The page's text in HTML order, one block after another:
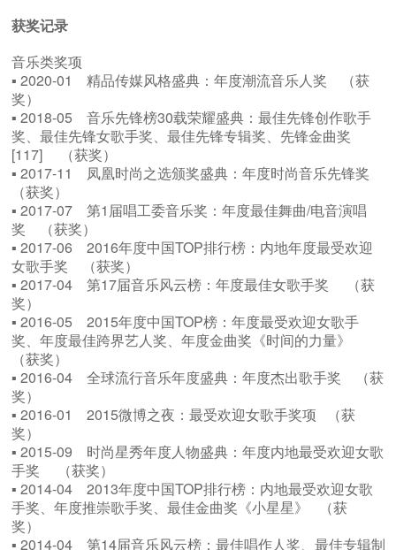
获奖记录
音乐类奖项
▪ 2020-01 精品传媒风格盛典：年度潮流音乐人奖 （获
奖）
▪ 2018-05 音乐先锋榜30载荣耀盛典：最佳先锋创作歌手
奖、最佳先锋女歌手奖、最佳先锋专辑奖、先锋金曲奖
[117] （获奖）
▪ 2017-11 凤凰时尚之选颁奖盛典：年度时尚音乐先锋奖
（获奖）
▪ 2017-07 第1届唱工委音乐奖：年度最佳舞曲/电音演唱
奖 （获奖）
▪ 2017-06 2016年度中国TOP排行榜：内地年度最受欢迎
女歌手奖 （获奖）
▪ 2017-04 第17届音乐风云榜：年度最佳女歌手奖 （获
奖）
▪ 2016-05 2015年度中国TOP榜：年度最受欢迎女歌手
奖、年度最佳跨界艺人奖、年度金曲奖《时间的力量》
（获奖）
▪ 2016-04 全球流行音乐年度盛典：年度杰出歌手奖 （获
奖）
▪ 2016-01 2015微博之夜：最受欢迎女歌手奖项 （获
奖）
▪ 2015-09 时尚星秀年度人物盛典：年度内地最受欢迎女歌
手奖 （获奖）
▪ 2014-04 2013年度中国TOP排行榜：内地最受欢迎女歌
手奖、年度推崇歌手奖、最佳金曲奖《小星星》 （获
奖）
▪ 2014-04 第14届音乐风云榜：最佳唱作人奖、最佳专辑制